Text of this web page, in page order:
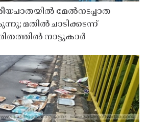
മേൽനടപ്പാത
മതിൽ ചാടിക്കടന്ന്
നാട്ടുകാർ